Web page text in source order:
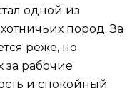
одной из
пород. За
реже, но
за рабочие
и спокойный